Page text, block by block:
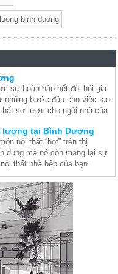
binh duong
sự hoàn hảo hết đòi hỏi gia
những bước đầu cho việc tạo
sơ lược cho ngôi nhà của
Bằng cách giới thiệu
chúng tôi ví dụ như tủ
lượng tại Bình Dương
nội thất “hot” trên thị
dụng mà nó còn mang lại sự
thất nhà bếp của bạn.
tôi chuyên về thi công
phục vụ quý khách.
bày chất lượng uy tín
sao có thể thiếu một chiếc tủ
cho nội thất căn nhà
Xưởng mộc Bình Dương sẽ
bày đẹp và chất lượng nhất
lương ngay tại Bình
trí nội thất phòng ngủ mà
và tủ áo gỗ luôn là điểm